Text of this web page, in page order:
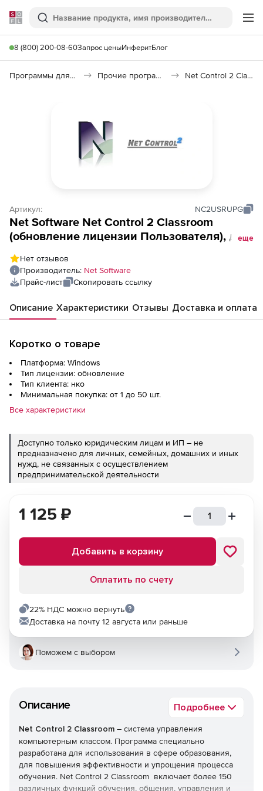
Softline
Поиск
8 (800) 200-08-60Запрос ценыИнферитБлог
Программы для образования и науки Прочие программы Net Control 2 Classroom
Артикул: NC2USRUPG
Net Software Net Control 2 Classroom
(обновление лицензии Пользователя), до 4
компьютеров
еще
Нет отзывов
Производитель: Net Software
Прайс-лист
Скопировать ссылку
Описание Характеристики Отзывы Доставка и оплата
Коротко о товаре
Платформа: Windows
Тип лицензии: обновление
Тип клиента: нко
Минимальная покупка: от 1 до 50 шт.
Все характеристики
Доступно только юридическим лицам и ИП – не
предназначено для личных, семейных, домашних и иных
нужд, не связанных с осуществлением
предпринимательской деятельности
Описание Подробнее
Net Control 2 Classroom – система управления
компьютерным классом. Программа специально
разработана для использования в сфере образования,
для повышения эффективности и упрощения процесса
обучения. Net Control 2 Classroom включает более 150
различных функций обучения, общения, управления и
1 125 ₽
Добавить в корзину
Оплатить по счету
22% НДС можно вернуть
Доставка на почту 12 августа или раньше
Поможем с выбором